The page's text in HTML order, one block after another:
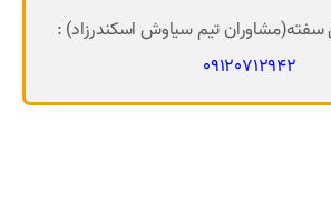
سفته(مشاوران تیم سیاوش اسکندرزاد) :
09120712942